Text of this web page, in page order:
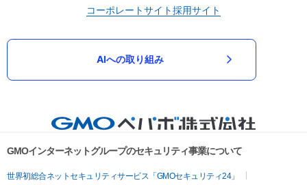
コーポレートサイト採用サイト
AIへの取り組み
GMOインターネットグループのセキュリティ事業について
世界初総合ネットセキュリティサービス「GMOセキュリティ24」